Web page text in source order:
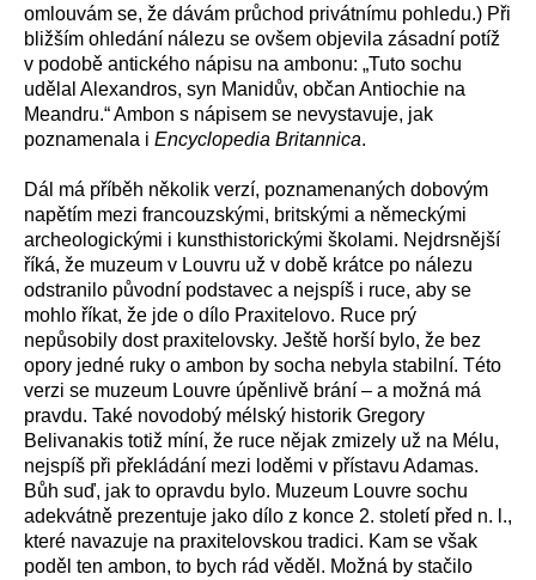
omlouvám se, že dávám průchod privátnímu pohledu.) Při
bližším ohledání nálezu se ovšem objevila zásadní potíž
v podobě antického nápisu na ambonu: „Tuto sochu
udělal Alexandros, syn Manidův, občan Antiochie na
Meandru.“ Ambon s nápisem se nevystavuje, jak
poznamenala i Encyclopedia Britannica.
Dál má příběh několik verzí, poznamenaných dobovým
napětím mezi francouzskými, britskými a německými
archeologickými i kunsthistorickými školami. Nejdrsnější
říká, že muzeum v Louvru už v době krátce po nálezu
odstranilo původní podstavec a nejspíš i ruce, aby se
mohlo říkat, že jde o dílo Praxitelovo. Ruce prý
nepůsobily dost praxitelovsky. Ještě horší bylo, že bez
opory jedné ruky o ambon by socha nebyla stabilní. Této
verzi se muzeum Louvre úpěnlivě brání – a možná má
pravdu. Také novodobý mélský historik Gregory
Belivanakis totiž míní, že ruce nějak zmizely už na Mélu,
nejspíš při překládání mezi loděmi v přístavu Adamas.
Bůh suď, jak to opravdu bylo. Muzeum Louvre sochu
adekvátně prezentuje jako dílo z konce 2. století před n. l.,
které navazuje na praxitelovskou tradici. Kam se však
poděl ten ambon, to bych rád věděl. Možná by stačilo